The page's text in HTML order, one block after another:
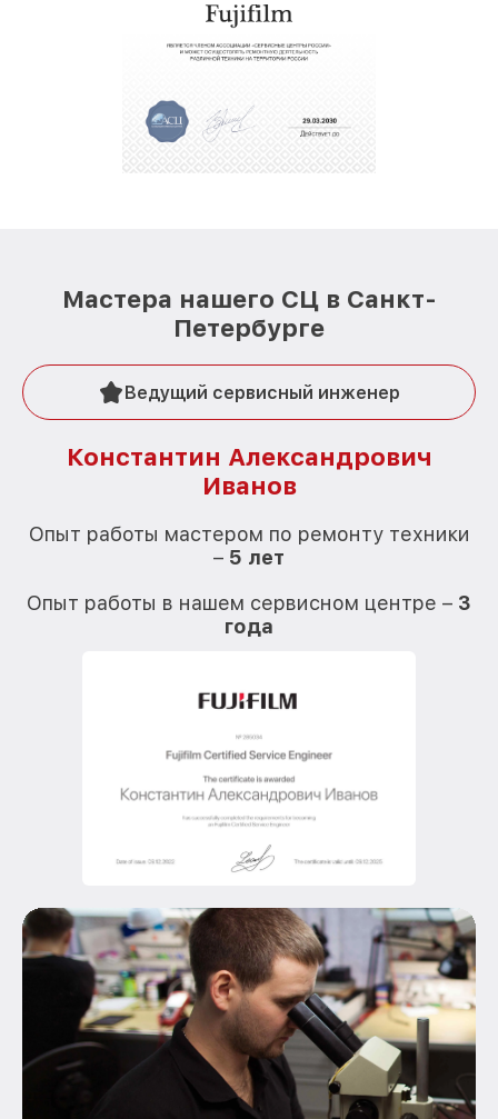
Мастера нашего СЦ в Санкт-
Петербурге
Ведущий сервисный инженер
Константин Александрович
Иванов
Опыт работы мастером по ремонту техники
– 5 лет
Опыт работы в нашем сервисном центре – 3
года